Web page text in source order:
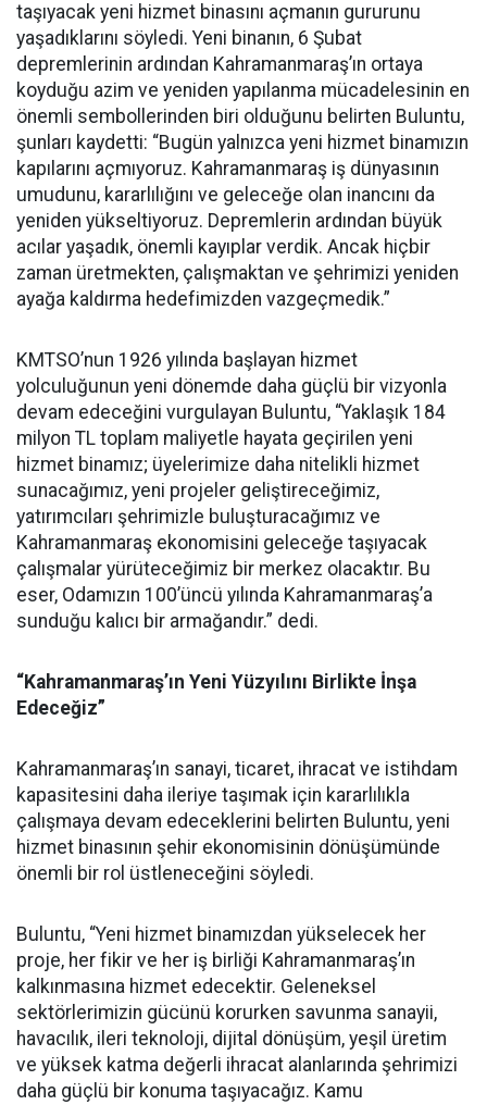
taşıyacak yeni hizmet binasını açmanın gururunu
yaşadıklarını söyledi. Yeni binanın, 6 Şubat
depremlerinin ardından Kahramanmaraş’ın ortaya
koyduğu azim ve yeniden yapılanma mücadelesinin en
önemli sembollerinden biri olduğunu belirten Buluntu,
şunları kaydetti: “Bugün yalnızca yeni hizmet binamızın
kapılarını açmıyoruz. Kahramanmaraş iş dünyasının
umudunu, kararlılığını ve geleceğe olan inancını da
yeniden yükseltiyoruz. Depremlerin ardından büyük
acılar yaşadık, önemli kayıplar verdik. Ancak hiçbir
zaman üretmekten, çalışmaktan ve şehrimizi yeniden
ayağa kaldırma hedefimizden vazgeçmedik.”
KMTSO’nun 1926 yılında başlayan hizmet
yolculuğunun yeni dönemde daha güçlü bir vizyonla
devam edeceğini vurgulayan Buluntu, “Yaklaşık 184
milyon TL toplam maliyetle hayata geçirilen yeni
hizmet binamız; üyelerimize daha nitelikli hizmet
sunacağımız, yeni projeler geliştireceğimiz,
yatırımcıları şehrimizle buluşturacağımız ve
Kahramanmaraş ekonomisini geleceğe taşıyacak
çalışmalar yürüteceğimiz bir merkez olacaktır. Bu
eser, Odamızın 100’üncü yılında Kahramanmaraş’a
sunduğu kalıcı bir armağandır.” dedi.
“Kahramanmaraş’ın Yeni Yüzyılını Birlikte İnşa
Edeceğiz”
Kahramanmaraş’ın sanayi, ticaret, ihracat ve istihdam
kapasitesini daha ileriye taşımak için kararlılıkla
çalışmaya devam edeceklerini belirten Buluntu, yeni
hizmet binasının şehir ekonomisinin dönüşümünde
önemli bir rol üstleneceğini söyledi.
Buluntu, “Yeni hizmet binamızdan yükselecek her
proje, her fikir ve her iş birliği Kahramanmaraş’ın
kalkınmasına hizmet edecektir. Geleneksel
sektörlerimizin gücünü korurken savunma sanayii,
havacılık, ileri teknoloji, dijital dönüşüm, yeşil üretim
ve yüksek katma değerli ihracat alanlarında şehrimizi
daha güçlü bir konuma taşıyacağız. Kamu